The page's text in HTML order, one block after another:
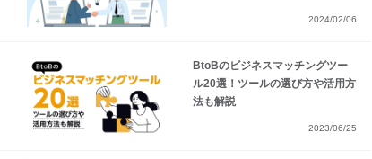
2024/02/06
BtoBのビジネスマッチングツー
ル20選！ツールの選び方や活用方
法も解説
2023/06/25